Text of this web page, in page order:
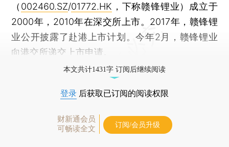
（ 002460.SZ/01772.HK ，下称赣锋锂业）成立于
2000年，2010年在深交所上市。2017年，赣锋锂
业公开披露了赴港上市计划。今年2月，赣锋锂业
向港交所递交上市申请。
本文共计1431字 订阅后继续阅读
登录 后获取已订阅的阅读权限
财新通会员
可畅读全文
订阅/会员升级